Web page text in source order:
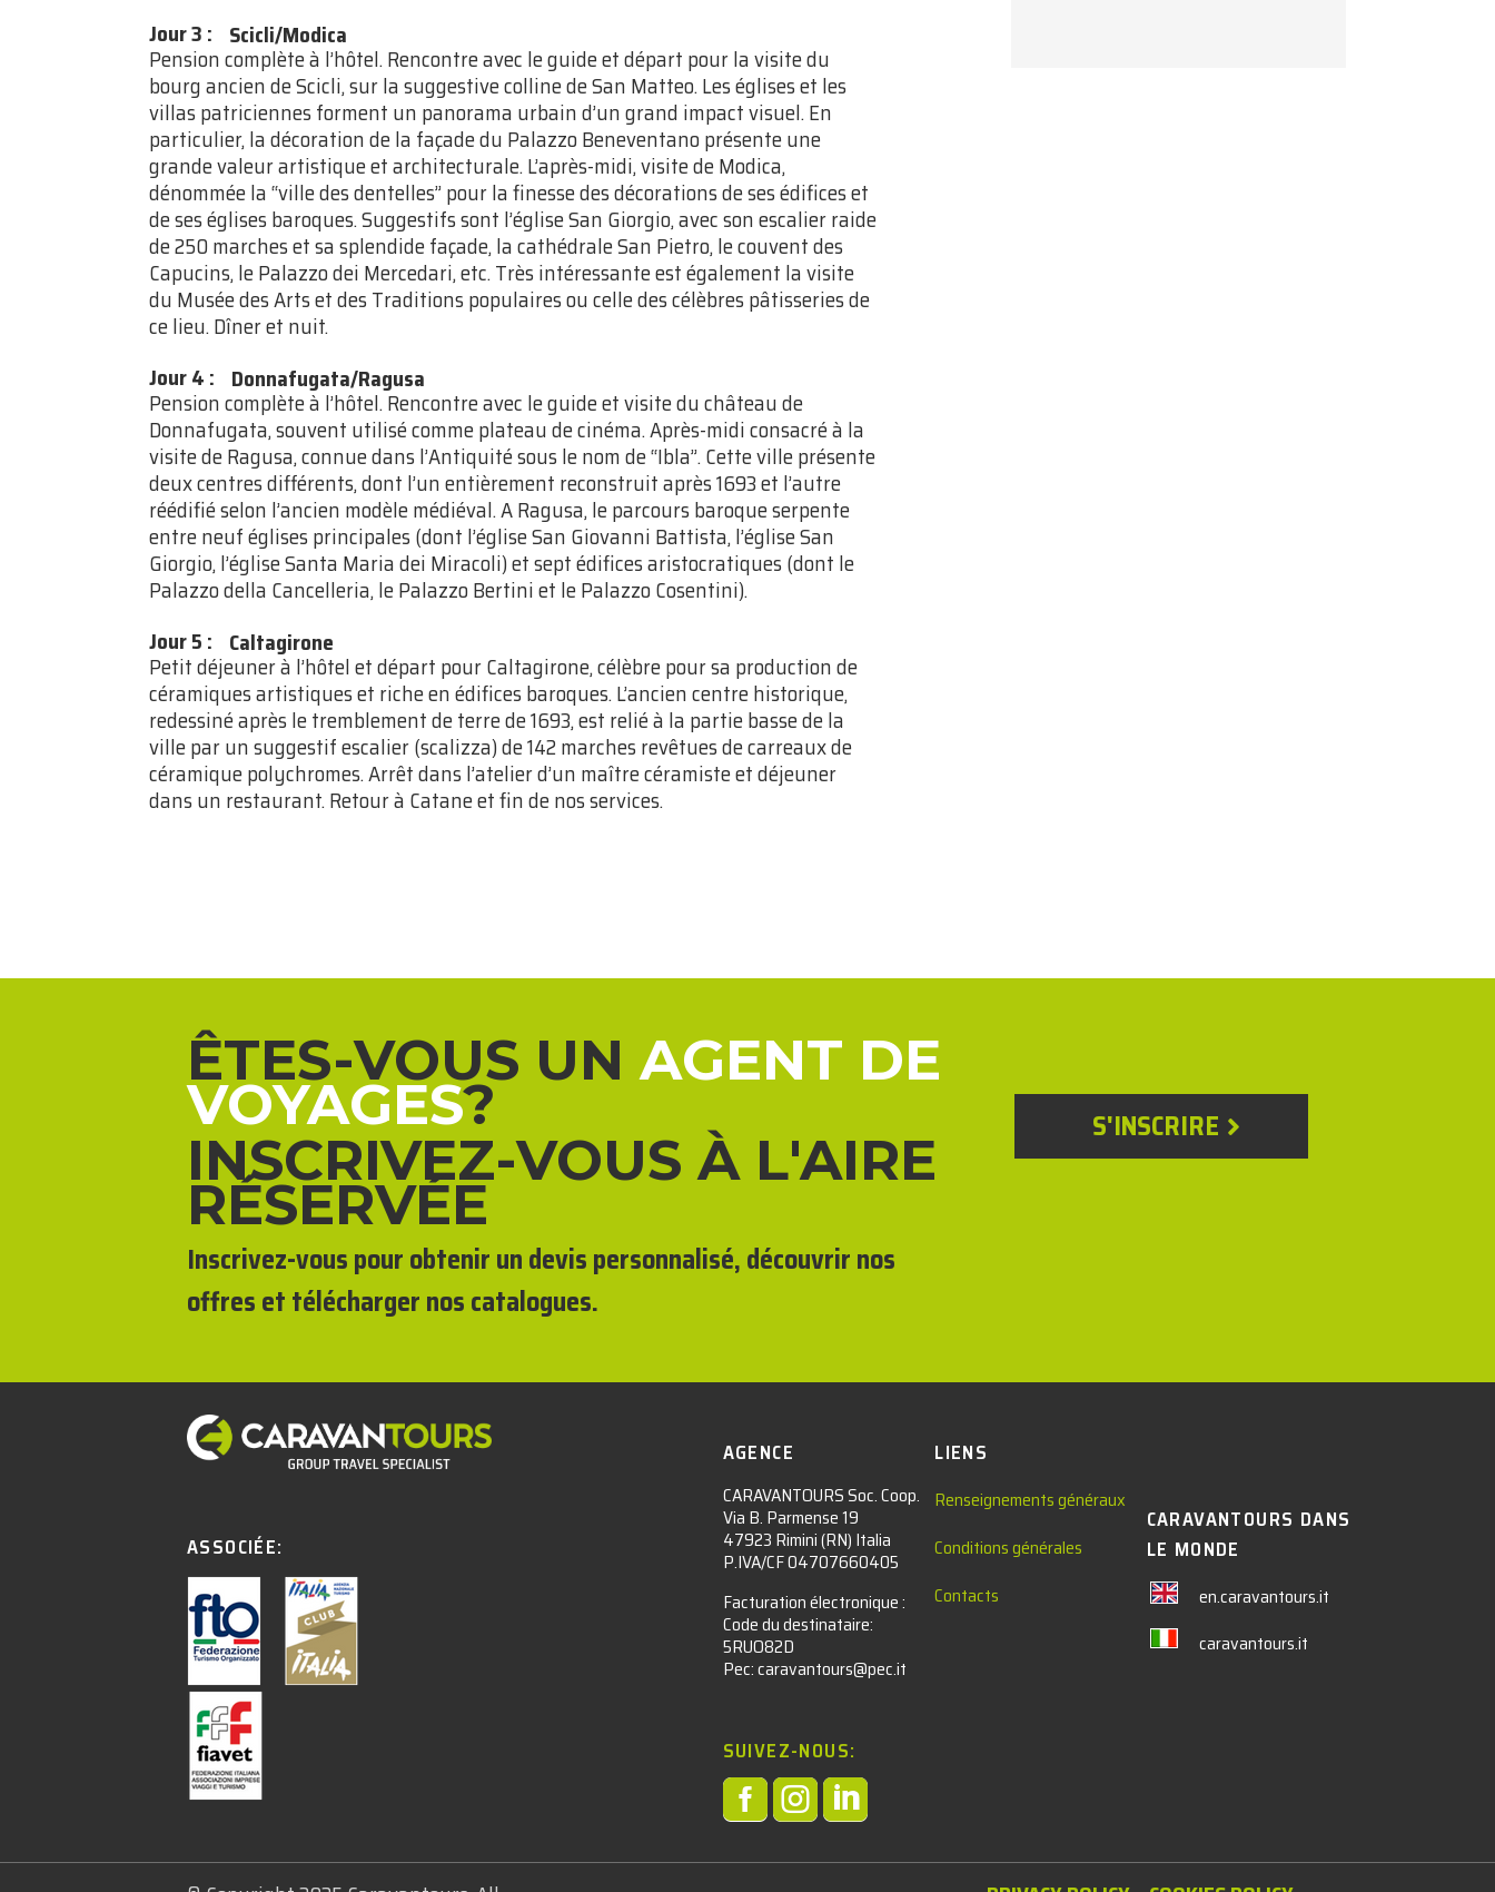
Jour 3 : Scicli/Modica
Pension complète à l’hôtel. Rencontre avec le guide et départ pour la visite du
bourg ancien de Scicli, sur la suggestive colline de San Matteo. Les églises et les
villas patriciennes forment un panorama urbain d’un grand impact visuel. En
particulier, la décoration de la façade du Palazzo Beneventano présente une
grande valeur artistique et architecturale. L’après-midi, visite de Modica,
dénommée la “ville des dentelles” pour la finesse des décorations de ses édifices et
de ses églises baroques. Suggestifs sont l’église San Giorgio, avec son escalier raide
de 250 marches et sa splendide façade, la cathédrale San Pietro, le couvent des
Capucins, le Palazzo dei Mercedari, etc. Très intéressante est également la visite
du Musée des Arts et des Traditions populaires ou celle des célèbres pâtisseries de
ce lieu. Dîner et nuit.
Jour 4 : Donnafugata/Ragusa
Pension complète à l’hôtel. Rencontre avec le guide et visite du château de
Donnafugata, souvent utilisé comme plateau de cinéma. Après-midi consacré à la
visite de Ragusa, connue dans l’Antiquité sous le nom de “Ibla”. Cette ville présente
deux centres différents, dont l’un entièrement reconstruit après 1693 et l’autre
réédifié selon l’ancien modèle médiéval. A Ragusa, le parcours baroque serpente
entre neuf églises principales (dont l’église San Giovanni Battista, l’église San
Giorgio, l’église Santa Maria dei Miracoli) et sept édifices aristocratiques (dont le
Palazzo della Cancelleria, le Palazzo Bertini et le Palazzo Cosentini).
Jour 5 : Caltagirone
Petit déjeuner à l’hôtel et départ pour Caltagirone, célèbre pour sa production de
céramiques artistiques et riche en édifices baroques. L’ancien centre historique,
redessiné après le tremblement de terre de 1693, est relié à la partie basse de la
ville par un suggestif escalier (scalizza) de 142 marches revêtues de carreaux de
céramique polychromes. Arrêt dans l’atelier d’un maître céramiste et déjeuner
dans un restaurant. Retour à Catane et fin de nos services.
ÊTES-VOUS UNAGENT DE
VOYAGES?
INSCRIVEZ-VOUS À L'AIRE
RÉSERVÉE
Inscrivez-vous pour obtenir un devis personnalisé, découvrir nos
offres et télécharger nos catalogues.
S'INSCRIRE
ASSOCIÉE:
AGENCE
CARAVANTOURS Soc. Coop.
Via B. Parmense 19
47923 Rimini (RN) Italia
P.IVA/CF 04707660405
Facturation électronique :​
Code du destinataire:
5RUO82D
Pec: caravantours@pec.it
SUIVEZ-NOUS:

LIENS
Renseignements généraux
Conditions générales
Contacts
CARAVANTOURS DANS
LE MONDE
en.caravantours.it
caravantours.it